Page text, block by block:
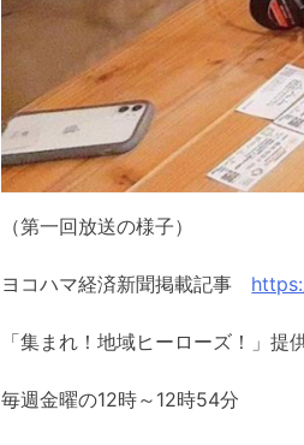
（第一回放送の様子）
ヨコハマ経済新聞掲載記事
「集まれ！地域ヒーローズ！」提
毎週金曜の12時～12時54分